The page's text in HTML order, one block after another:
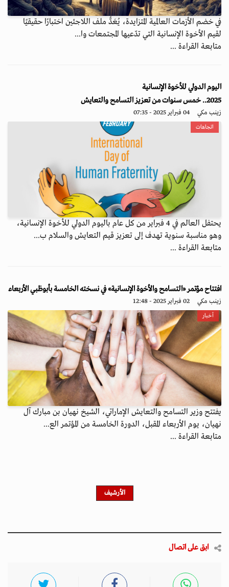
في خضم الأزمات العالمية المتزايدة، يُعَدُّ ملف اللاجئين اختبارًا حقيقيًا
لقيم الأخوة الإنسانية التي تدّعيها المجتمعات وا...
متابعة القراءة ...
اليوم الدولي للأخوة الإنسانية
2025.. خمس سنوات من تعزيز التسامح والتعايش
زينب مكي 04 فبراير 2025 - 07:35
اتجاهات
يحتفل العالم في 4 فبراير من كل عام باليوم الدولي للأخوة الإنسانية،
وهو مناسبة سنوية تهدف إلى تعزيز قيم التعايش والسلام ب...
متابعة القراءة ...
افتتاح مؤتمر «التسامح والأخوة الإنسانية» في نسخته الخامسة بأبوظبي الأربعاء
زينب مكي 02 فبراير 2025 - 12:48
أخبار
يفتتح وزير التسامح والتعايش الإماراتي، الشيخ نهيان بن مبارك آل
نهيان، يوم الأربعاء المقبل، الدورة الخامسة من المؤتمر الع...
متابعة القراءة ...
الأرشيف
ابق على اتصال